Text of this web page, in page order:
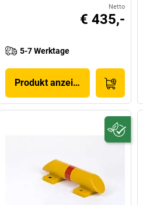
Netto
€ 435,-
5-7 Werktage
Produkt anzeigen